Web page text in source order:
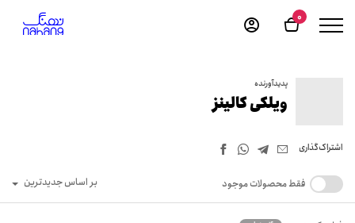
0
پدیدآورنده
ویلکی کالینز
اشتراک‌گذاری
فقط محصولات موجود بر اساس جدیدترین